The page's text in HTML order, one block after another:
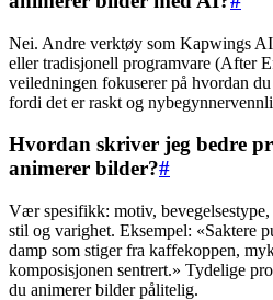
Nei. Andre verktøy som Kapwings
eller tradisjonell programvare (After
veiledningen fokuserer på hvordan
fordi det er raskt og
Hvordan skriver jeg bedre
animerer bilder?#
Vær spesifikk: motiv, bevegelsestype,
stil og varighet. Eksempel: «Saktere
damp som stiger fra kaffekoppen,
komposisjonen sentrert.» Tydelige
du animerer bilder pålitelig.